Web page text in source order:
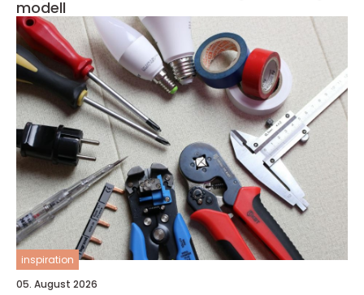
modell
inspiration
05. August 2026